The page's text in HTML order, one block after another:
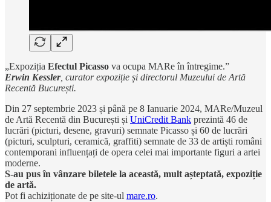
„Expoziția Efectul Picasso va ocupa MARe în întregime.”
Erwin Kessler, curator expoziție și directorul Muzeului de Artă
Recentă București.
Din 27 septembrie 2023 și până pe 8 Ianuarie 2024, MARe/Muzeul
de Artă Recentă din București și UniCredit Bank prezintă 46 de
lucrări (picturi, desene, gravuri) semnate Picasso și 60 de lucrări
(picturi, sculpturi, ceramică, graffiti) semnate de 33 de artiști români
contemporani influențați de opera celei mai importante figuri a artei
moderne.
S-au pus în vânzare biletele la această, mult așteptată, expoziție
de artă.
Pot fi achiziționate de pe site-ul mare.ro.